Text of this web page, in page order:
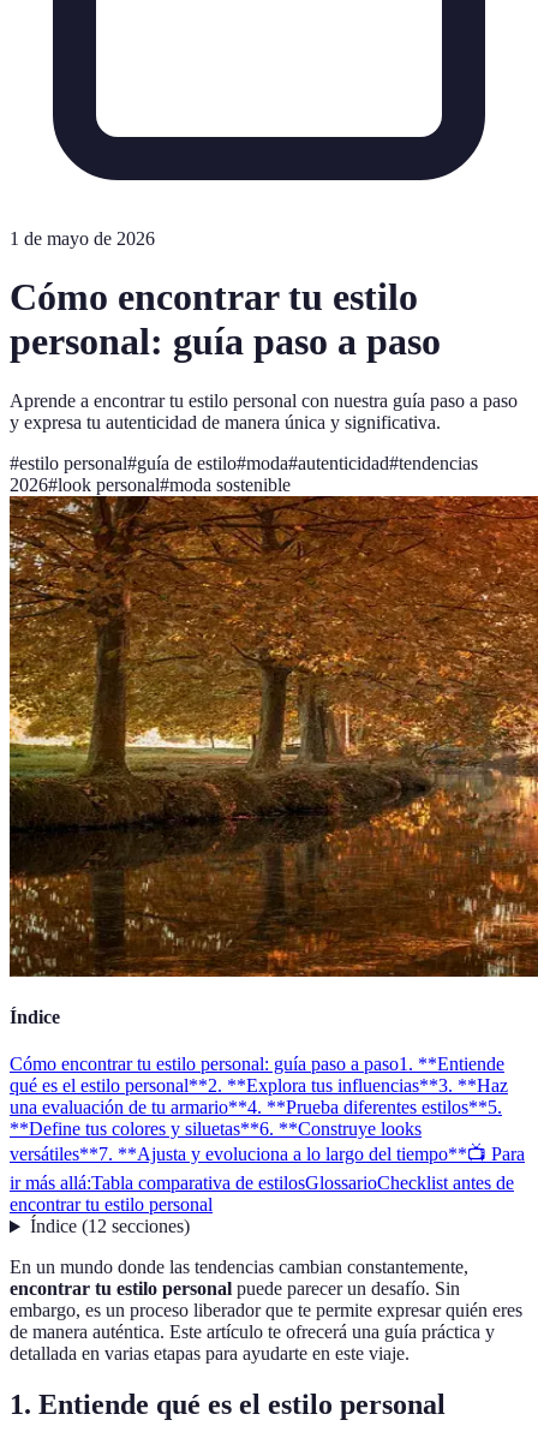
1 de mayo de 2026
Cómo encontrar tu estilo
personal: guía paso a paso
Aprende a encontrar tu estilo personal con nuestra guía paso a paso
y expresa tu autenticidad de manera única y significativa.
#estilo personal#guía de estilo#moda#autenticidad#tendencias
2026#look personal#moda sostenible
Índice
Cómo encontrar tu estilo personal: guía paso a paso1. **Entiende
qué es el estilo personal**2. **Explora tus influencias**3. **Haz
una evaluación de tu armario**4. **Prueba diferentes estilos**5.
**Define tus colores y siluetas**6. **Construye looks
versátiles**7. **Ajusta y evoluciona a lo largo del tiempo**📺 Para
ir más allá:Tabla comparativa de estilosGlossarioChecklist antes de
encontrar tu estilo personal
Índice(12 secciones)
En un mundo donde las tendencias cambian constantemente,
encontrar tu estilo personal puede parecer un desafío. Sin
embargo, es un proceso liberador que te permite expresar quién eres
de manera auténtica. Este artículo te ofrecerá una guía práctica y
detallada en varias etapas para ayudarte en este viaje.
1. Entiende qué es el estilo personal